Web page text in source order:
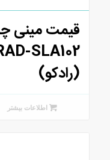
(رادکو)
اطلاعات بیشتر